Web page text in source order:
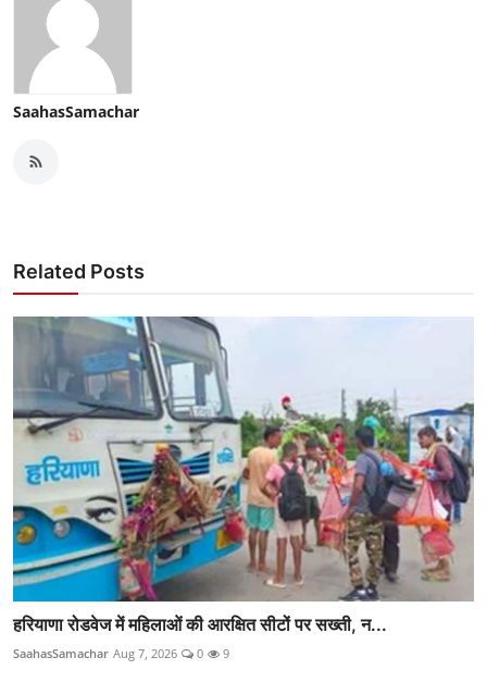
SaahasSamachar
Related Posts
हरियाणा रोडवेज में महिलाओं की आरक्षित सीटों पर सख्ती, न...
SaahasSamachar Aug 7, 2026 0 9